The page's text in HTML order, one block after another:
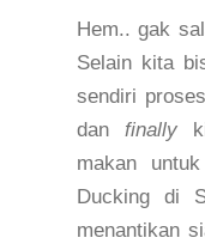
Hem.. gak
Selain kita
sendiri
dan finally
makan
Ducking di
menantikan